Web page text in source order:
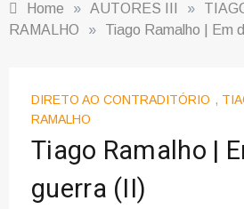
Home » AUTORES III »
RAMALHO
» Tiago Ramalho | Em
DIRETO AO CONTRADITÓRIO ,
RAMALHO
Tiago Ramalho |
guerra (II)